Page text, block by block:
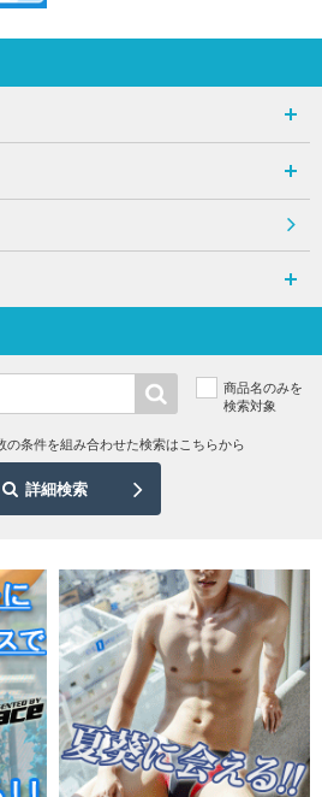
商品名のみを
検索対象
の条件を組み合わせた検索はこちらから
詳細検索